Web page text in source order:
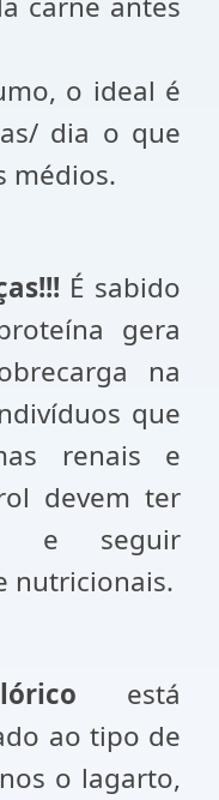
o ideal é
dia o que
médios.
É sabido
gera
na
que
renais e
devem ter
e seguir
nutricionais.
está
ao tipo de
o lagarto,